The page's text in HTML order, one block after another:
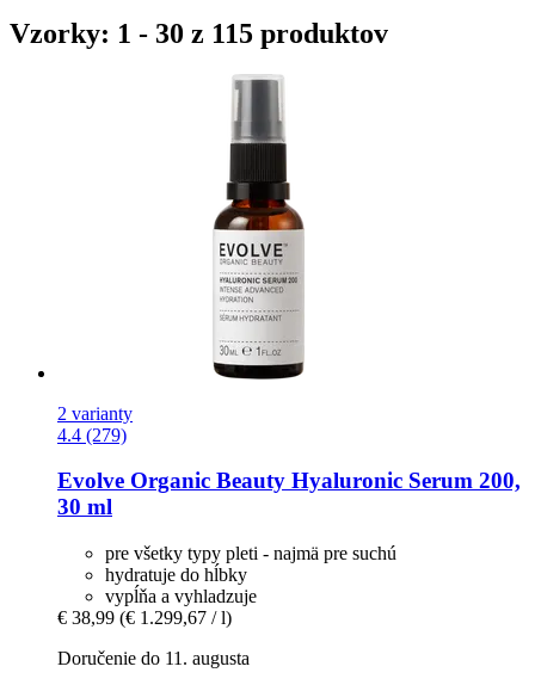
Vzorky: 1 - 30 z 115 produktov
2 varianty
4.4 (279)
Evolve Organic Beauty Hyaluronic Serum 200,
30 ml
pre všetky typy pleti - najmä pre suchú
hydratuje do hĺbky
vypĺňa a vyhladzuje
€ 38,99 (€ 1.299,67 / l)
Doručenie do 11. augusta